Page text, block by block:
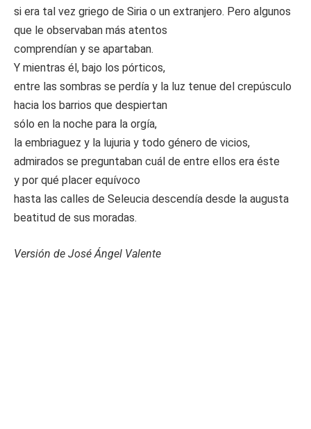
si era tal vez griego de Siria o un extranjero. Pero algunos
que le observaban más atentos
comprendían y se apartaban.
Y mientras él, bajo los pórticos,
entre las sombras se perdía y la luz tenue del crepúsculo
hacia los barrios que despiertan
sólo en la noche para la orgía,
la embriaguez y la lujuria y todo género de vicios,
admirados se preguntaban cuál de entre ellos era éste
y por qué placer equívoco
hasta las calles de Seleucia descendía desde la augusta
beatitud de sus moradas.
Versión de José Ángel Valente